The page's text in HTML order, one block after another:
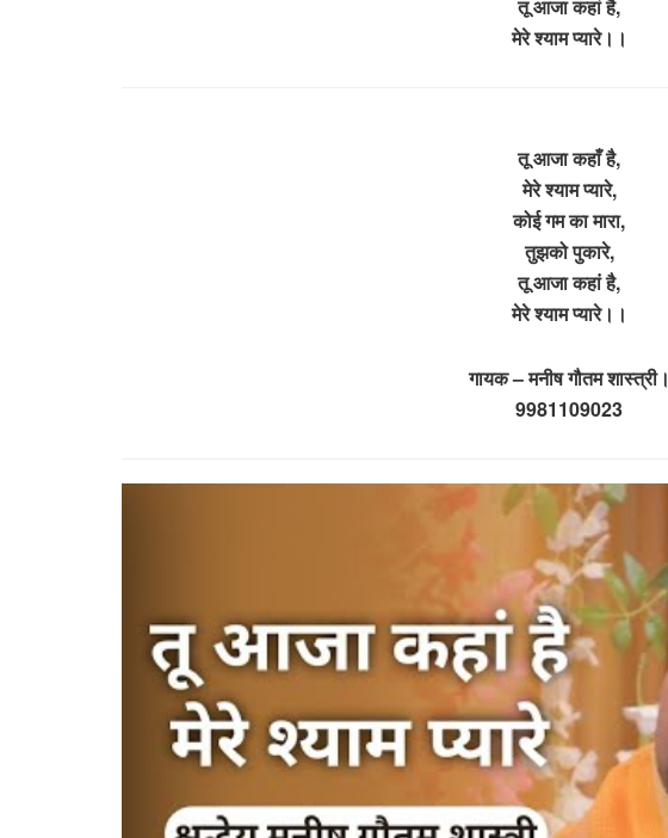
तू आजा कहां है,
मेरे श्याम प्यारे।।
तू आजा कहाँ है,
मेरे श्याम प्यारे,
कोई गम का मारा,
तुझको पुकारे,
तू आजा कहां है,
मेरे श्याम प्यारे।।
गायक – मनीष गौतम शास्त्री।
9981109023